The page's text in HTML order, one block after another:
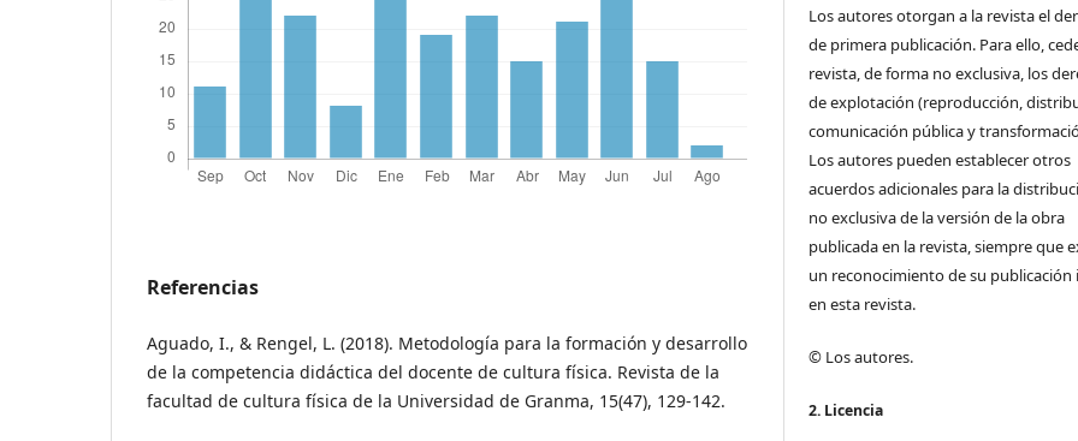
Referencias
Aguado, I., & Rengel, L. (2018). Metodología para la formación y desarrollo
de la competencia didáctica del docente de cultura física. Revista de la
facultad de cultura física de la Universidad de Granma, 15(47), 129-142.
Los autores otorgan a la revista el
de primera publicación. Para ello,
revista, de forma no exclusiva, los
de explotación (reproducción,
comunicación pública y
Los autores pueden establecer otros
acuerdos adicionales para la
no exclusiva de la versión de la obra
publicada en la revista, siempre que
un reconocimiento de su publicación
en esta revista.
© Los autores.
2. Licencia